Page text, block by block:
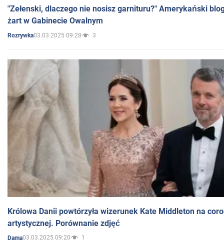
"Zełenski, dlaczego nie nosisz garnituru?" Amerykański
żart w Gabinecie Owalnym
Rozrywka03.03.2025 09:28 3
Królowa Danii powtórzyła wizerunek Kate Middleton na
artystycznej. Porównanie zdjęć
Dama03.03.2025 09:20 1